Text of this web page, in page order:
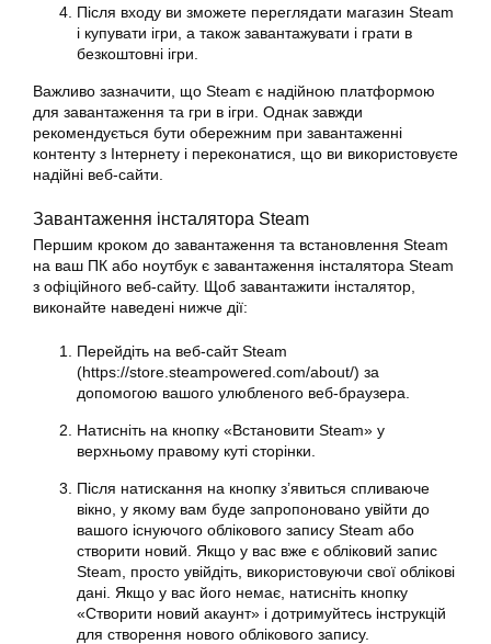
Після входу ви зможете переглядати магазин Steam
і купувати ігри, а також завантажувати і грати в
безкоштовні ігри.
Важливо зазначити, що Steam є надійною платформою
для завантаження та гри в ігри. Однак завжди
рекомендується бути обережним при завантаженні
контенту з Інтернету і переконатися, що ви використовуєте
надійні веб-сайти.
Завантаження інсталятора Steam
Першим кроком до завантаження та встановлення Steam
на ваш ПК або ноутбук є завантаження інсталятора Steam
з офіційного веб-сайту. Щоб завантажити інсталятор,
виконайте наведені нижче дії:
Перейдіть на веб-сайт Steam
(https://store.steampowered.com/about/) за
допомогою вашого улюбленого веб-браузера.
Натисніть на кнопку «Встановити Steam» у
верхньому правому куті сторінки.
Після натискання на кнопку з’явиться спливаюче
вікно, у якому вам буде запропоновано увійти до
вашого існуючого облікового запису Steam або
створити новий. Якщо у вас вже є обліковий запис
Steam , просто увійдіть, використовуючи свої облікові
дані. Якщо у вас його немає, натисніть кнопку
«Створити новий акаунт» і дотримуйтесь інструкцій
для створення нового облікового запису.